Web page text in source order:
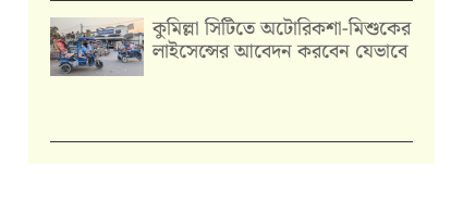
কুমিল্লা সিটিতে অটোরিকশা-মিশুকের
লাইসেন্সের আবেদন করবেন যেভাবে